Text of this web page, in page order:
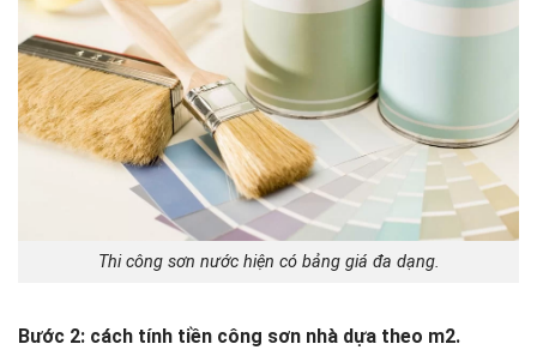
Thi công sơn nước hiện có bảng giá đa dạng.
Bước 2: cách tính tiền công sơn nhà dựa theo m2.